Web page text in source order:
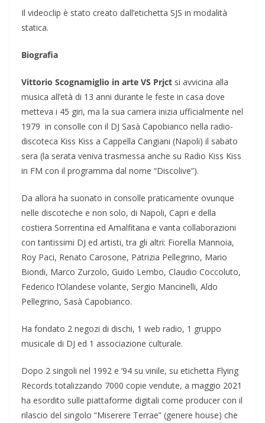
Il videoclip è stato creato dall’etichetta SJS in modalità
statica.
Biografia
Vittorio Scognamiglio in arte VS Prjct si avvicina alla
musica all’età di 13 anni durante le feste in casa dove
metteva i 45 giri, ma la sua carriera inizia ufficialmente nel
1979 in consolle con il DJ Sasà Capobianco nella radio-
discoteca Kiss Kiss a Cappella Cangiani (Napoli) il sabato
sera (la serata veniva trasmessa anche su Radio Kiss Kiss
in FM con il programma dal nome “Discolive”).
Da allora ha suonato in consolle praticamente ovunque
nelle discoteche e non solo, di Napoli, Capri e della
costiera Sorrentina ed Amalfitana e vanta collaborazioni
con tantissimi DJ ed artisti, tra gli altri: Fiorella Mannoia,
Roy Paci, Renato Carosone, Patrizia Pellegrino, Mario
Biondi, Marco Zurzolo, Guido Lembo, Claudio Coccoluto,
Federico l’Olandese volante, Sergio Mancinelli, Aldo
Pellegrino, Sasà Capobianco.
Ha fondato 2 negozi di dischi, 1 web radio, 1 gruppo
musicale di DJ ed 1 associazione culturale.
Dopo 2 singoli nel 1992 e ’94 su vinile, su etichetta Flying
Records totalizzando 7000 copie vendute, a maggio 2021
ha esordito sulle piattaforme digitali come producer con il
rilascio del singolo “Miserere Terrae” (genere house) che